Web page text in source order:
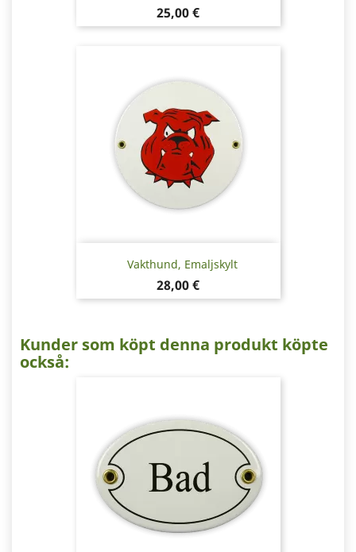
Pris
25,00 €
Vakthund, Emaljskylt
Pris
28,00 €
Kunder som köpt denna produkt köpte
också: